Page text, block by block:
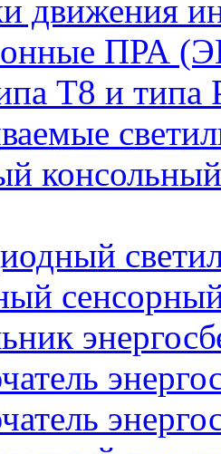
движения
ПРА
Т8 и типа